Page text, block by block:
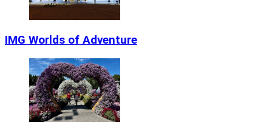
IMG Worlds of Adventure